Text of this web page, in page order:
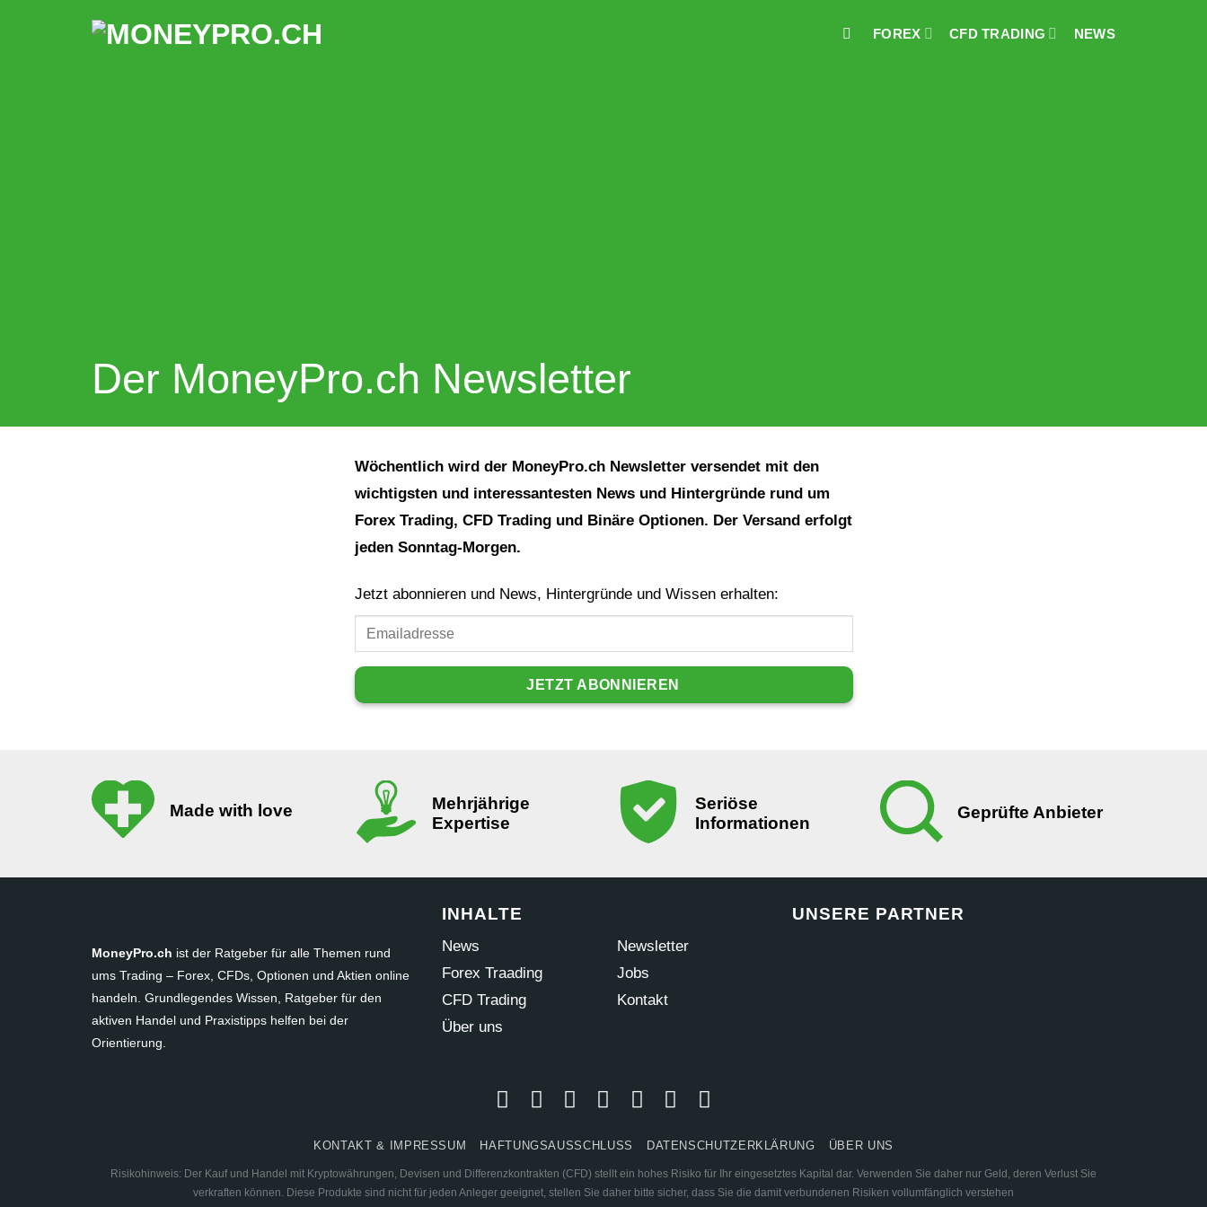
FOREX CFD TRADING NEWS
Der MoneyPro.ch Newsletter
Wöchentlich wird der MoneyPro.ch Newsletter versendet mit den
wichtigsten und interessantesten News und Hintergründe rund um
Forex Trading, CFD Trading und Binäre Optionen. Der Versand erfolgt
jeden Sonntag-Morgen.
Jetzt abonnieren und News, Hintergründe und Wissen erhalten:
JETZT ABONNIEREN
Made with love
Mehrjährige
Expertise
Seriöse
Informationen
Geprüfte Anbieter
MoneyPro.ch ist der Ratgeber für alle Themen rund
ums Trading – Forex, CFDs, Optionen und Aktien online
handeln. Grundlegendes Wissen, Ratgeber für den
aktiven Handel und Praxistipps helfen bei der
Orientierung.
INHALTE
News
Forex Traading
CFD Trading
Über uns
Newsletter
Jobs
Kontakt
UNSERE PARTNER
KONTAKT & IMPRESSUM HAFTUNGSAUSSCHLUSS DATENSCHUTZERKLÄRUNG ÜBER UNS
Risikohinweis: Der Kauf und Handel mit Kryptowährungen, Devisen und Differenzkontrakten (CFD) stellt ein hohes Risiko für Ihr eingesetztes Kapital dar. Verwenden Sie daher nur Geld, deren Verlust Sie
verkraften können. Diese Produkte sind nicht für jeden Anleger geeignet, stellen Sie daher bitte sicher, dass Sie die damit verbundenen Risiken vollumfänglich verstehen